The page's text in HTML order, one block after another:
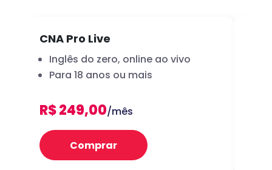
CNA Pro Live
Inglês do zero, online ao vivo
Para 18 anos ou mais
R$ 249,00/mês
Comprar